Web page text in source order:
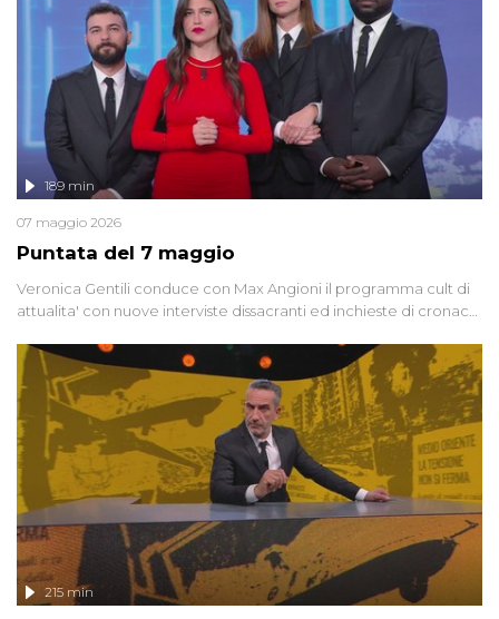
Puntata del 7 maggio
189 min
07 maggio 2026
Veronica Gentili conduce con Max Angioni il programma cult di
attualita' con nuove interviste dissacranti ed inchieste di cronaca
215 min